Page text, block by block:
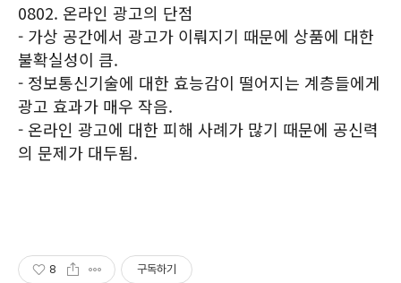
0802. 온라인 광고의 단점
- 가상 공간에서 광고가 이뤄지기 때문에 상품에 대한
불확실성이 큼.
- 정보통신기술에 대한 효능감이 떨어지는 계층들에게
광고 효과가 매우 작음.
- 온라인 광고에 대한 피해 사례가 많기 때문에 공신력
의 문제가 대두됨.
8 구독하기